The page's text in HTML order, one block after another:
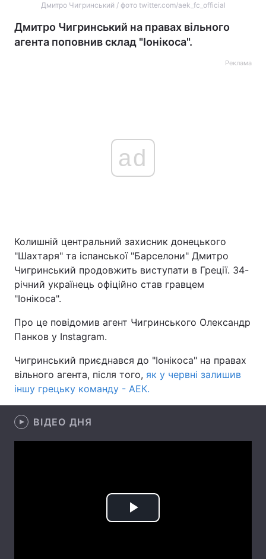
Головна Війна
Україна Політика
Спорт
Техно і зв'язок Лайт
Зброя Інциденти
Статті
Дмитро Чигринський / фото twitter.com/aek_fc_official
Дмитро Чигринський на правах вільного
агента поповнив склад "Іонікоса".
Реклама
ad
Колишній центральний захисник донецького
"Шахтаря" та іспанської "Барселони" Дмитро
Чигринський продовжить виступати в Греції. 34-
річний українець офіційно став гравцем
"Іонікоса".
Про це повідомив агент Чигринського Олександр
Панков у Instagram.
Чигринський приєднався до "Іонікоса" на правах
вільного агента, після того, як у червні залишив
іншу грецьку команду - АЕК.
ВІДЕО ДНЯ
Play